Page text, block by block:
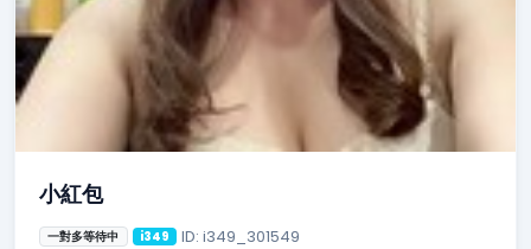
小紅包
一對多等待中 i349 ID: i349_301549